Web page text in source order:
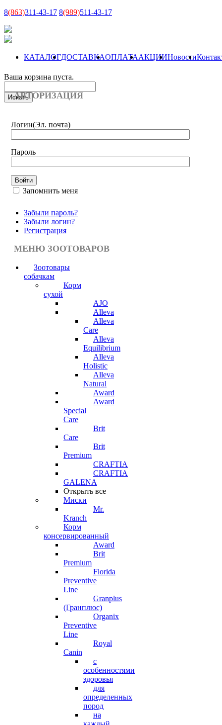
8(863)311-43-17 8(989)511-43-17
КАТАЛОГДОСТАВКАОПЛАТААКЦИИНовости
Ваша корзина пуста.
АВТОРИЗАЦИЯ
Логин(Эл. почта)
Пароль
Запомнить меня
Забыли пароль?
Забыли логин?
Регистрация
МЕНЮ ЗООТОВАРОВ
Зоотовары
собачкам
Корм
сухой
AJO
Alleva
Alleva
Care
Alleva
Equilibrium
Alleva
Holistic
Alleva
Natural
Award
Award
Special
Care
Brit
Care
Brit
Premium
CRAFTIA
CRAFTIA
GALENA
Открыть все
Миски
Mr.
Kranch
Корм
консервированный
Award
Brit
Premium
Florida
Preventive
Line
Granplus
(Гранплюс)
Organix
Preventive
Line
Royal
Canin
с
особенностями
здоровья
для
определенных
пород
на